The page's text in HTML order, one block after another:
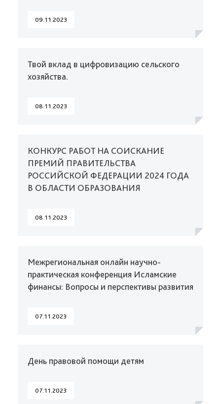
09.11.2023
Твой вклад в цифровизацию сельского
хозяйства.
08.11.2023
КОНКУРС РАБОТ НА СОИСКАНИЕ
ПРЕМИЙ ПРАВИТЕЛЬСТВА
РОССИЙСКОЙ ФЕДЕРАЦИИ 2024 ГОДА
В ОБЛАСТИ ОБРАЗОВАНИЯ
08.11.2023
Межрегиональная онлайн научно-
практическая конференция Исламские
финансы: Вопросы и перспективы развития
07.11.2023
День правовой помощи детям
07.11.2023